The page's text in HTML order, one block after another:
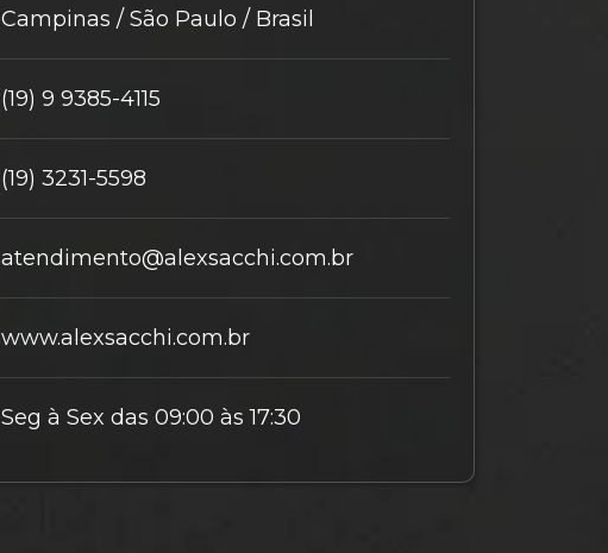
Campinas / São Paulo / Brasil
(19) 9 9385-4115
(19) 3231-5598
atendimento@alexsacchi.com.br
www.alexsacchi.com.br
Seg à Sex das 09:00 às 17:30